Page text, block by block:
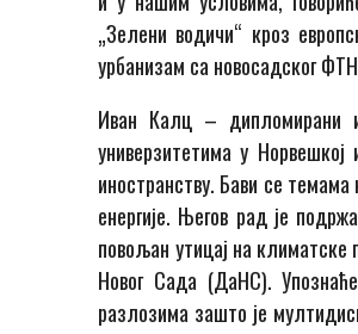
„Зелени водичи“ кроз
урбанизам са новосадског
Иван Калц – дипломирани
универзитетима у
иностранству. Бави се
енергије. Његов рад је
повољан утицај на
Новог Сада (ДаНС).
разлозима зашто је